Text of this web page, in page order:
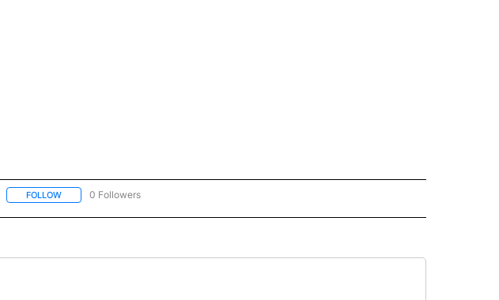
FOLLOWFOLLOW "CNN-SPANISH" TO RECEIVE NOTIFICATIONS ABOUT NEW PAGES ON "CNN-SPANISH".
0 Followers